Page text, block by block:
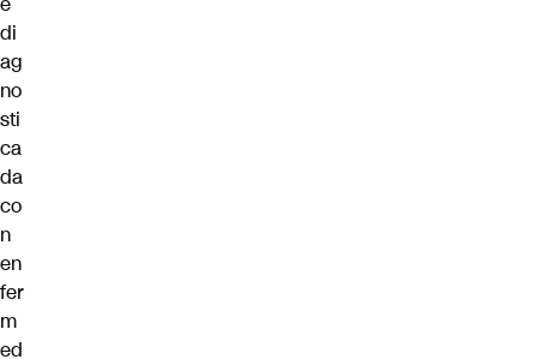
di
ag
no
sti
ca
da
co
n
en
fer
m
ed